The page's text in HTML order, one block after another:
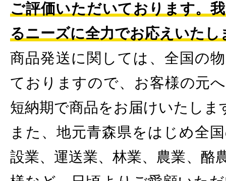
ご評価いただいております。
るニーズに全力でお応えいたし
商品発送に関しては、全国の
ておりますので、お客様の元
短納期で商品をお届けいたしま
また、地元青森県をはじめ全
設業、運送業、林業、農業、酪